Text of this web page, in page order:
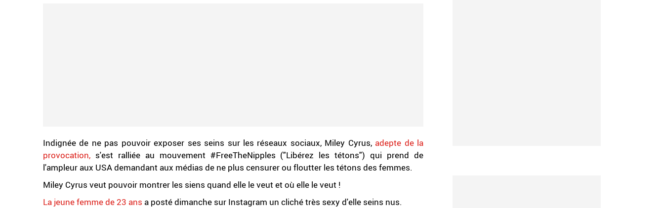
Indignée de ne pas pouvoir exposer ses seins sur les réseaux sociaux, Miley Cyrus, adepte de la
provocation, s'est ralliée au mouvement #FreeTheNipples ("Libérez les tétons") qui prend de
l'ampleur aux USA demandant aux médias de ne plus censurer ou floutter les tétons des femmes.
Miley Cyrus veut pouvoir montrer les siens quand elle le veut et où elle le veut !
La jeune femme de 23 ans a posté dimanche sur Instagram un cliché très sexy d'elle seins nus.